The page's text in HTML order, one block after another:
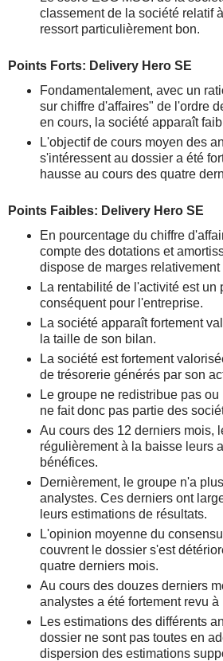
classement de la société relatif
ressort particulièrement bon.
Points Forts: Delivery Hero SE
Fondamentalement, avec un
sur chiffre d'affaires" de l'ordre
en cours, la société apparaît
L'objectif de cours moyen des
s'intéressent au dossier a été
hausse au cours des quatre
Points Faibles: Delivery Hero SE
En pourcentage du chiffre
compte des dotations et
dispose de marges relativement
La rentabilité de l'activité est un
conséquent pour l'entreprise.
La société apparaît fortement
la taille de son bilan.
La société est fortement
de trésorerie générés par son
Le groupe ne redistribue pas
ne fait donc pas partie des
Au cours des 12 derniers mois,
régulièrement à la baisse leurs
bénéfices.
Dernièrement, le groupe n'a
analystes. Ces derniers ont
leurs estimations de résultats.
L'opinion moyenne du
couvrent le dossier s'est
quatre derniers mois.
Au cours des douzes derniers
analystes a été fortement revu à
Les estimations des différents
dossier ne sont pas toutes en
dispersion des estimations